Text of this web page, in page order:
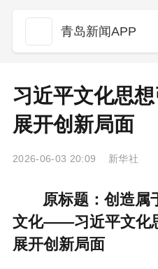
青岛新闻APP
习近平文化思
展开创新局面
2026-06-03 20:09 新华社
原标题：创造属
文化——习近平文化
展开创新局面